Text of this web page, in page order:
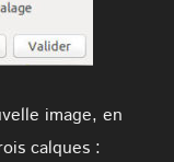
image, en
calques :